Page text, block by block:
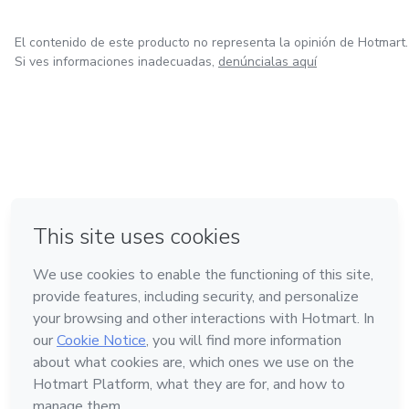
El contenido de este producto no representa la opinión de Hotmart.
Si ves informaciones inadecuadas, denúncialas aquí
Hecho con❤ en Ciudad de México
Conoce Hotmart
Idioma
Español